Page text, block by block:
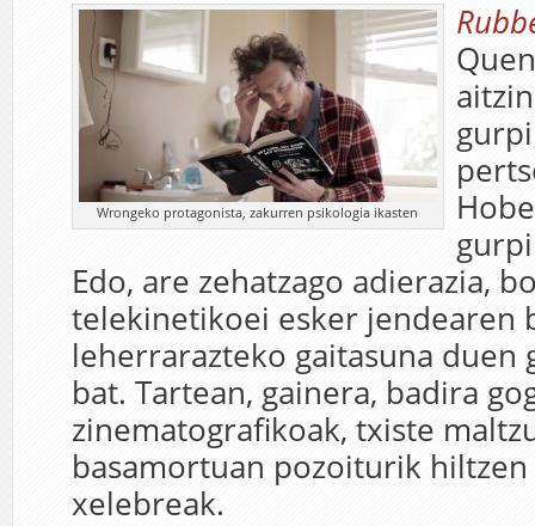
Wrongeko protagonista, zakurren psikologia ikasten
Edo, are zehatzago adierazia,
telekinetikoei esker jendearen
leherrarazteko gaitasuna duen
bat. Tartean, gainera, badira
zinematografikoak, txiste
basamortuan pozoiturik
xelebreak.